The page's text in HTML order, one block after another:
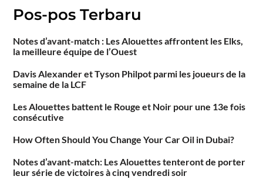
Pos-pos Terbaru
Notes d’avant-match : Les Alouettes affrontent les Elks,
la meilleure équipe de l’Ouest
Davis Alexander et Tyson Philpot parmi les joueurs de la
semaine de la LCF
Les Alouettes battent le Rouge et Noir pour une 13e fois
consécutive
How Often Should You Change Your Car Oil in Dubai?
Notes d’avant-match: Les Alouettes tenteront de porter
leur série de victoires à cinq vendredi soir